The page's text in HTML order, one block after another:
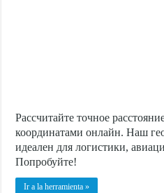
Рассчитайте точное
координатами онлайн. Наш
идеален для логистики,
Попробуйте!
Ir a la herramienta »